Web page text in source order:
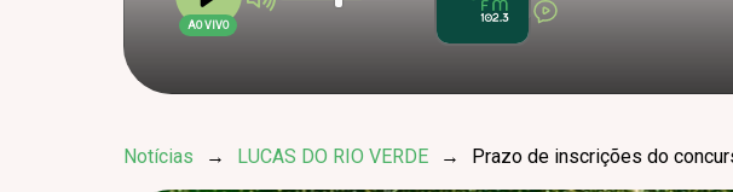
AO VIVO
Notícias → LUCAS DO RIO VERDE → Prazo de inscrições do